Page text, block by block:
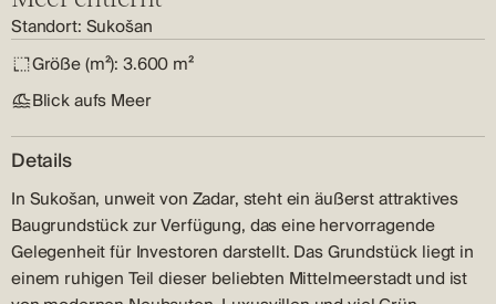
Standort: Sukošan
Größe (m²): 3.600 m²
Blick aufs Meer
Details
In Sukošan, unweit von Zadar, steht ein äußerst attraktives
Baugrundstück zur Verfügung, das eine hervorragende
Gelegenheit für Investoren darstellt. Das Grundstück liegt in
einem ruhigen Teil dieser beliebten Mittelmeerstadt und ist